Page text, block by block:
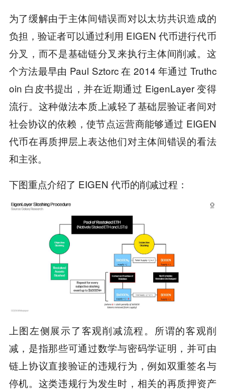
为了缓解由于主体间错误而对以太坊共识造成的
负担，验证者可以通过利用 EIGEN 代币进行代币
分叉，而不是基础链分叉来执行主体间削减。这
个方法最早由 Paul Sztorc 在 2014 年通过 Truthc
oin 白皮书提出，并在近期通过 EigenLayer 变得
流行。这种做法本质上减轻了基础层验证者间对
社会协议的依赖，使节点运营商能够通过 EIGEN
代币在再质押层上表达他们对主体间错误的看法
和主张。
下图重点介绍了 EIGEN 代币的削减过程：
上图左侧展示了客观削减流程。所谓的客观削
减，是指那些可通过数学与密码学证明，并可由
链上协议直接验证的违规行为，例如双重签名与
停机。这类违规行为发生时，相关的再质押资产